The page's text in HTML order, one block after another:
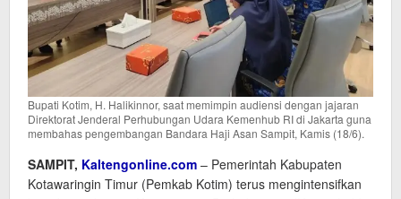
Bupati Kotim, H. Halikinnor, saat memimpin audiensi dengan jajaran
Direktorat Jenderal Perhubungan Udara Kemenhub RI di Jakarta guna
membahas pengembangan Bandara Haji Asan Sampit, Kamis (18/6).
SAMPIT, Kaltengonline.com – Pemerintah Kabupaten
Kotawaringin Timur (Pemkab Kotim) terus mengintensifkan